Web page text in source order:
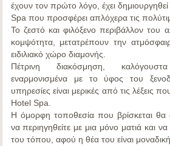
έχουν τον πρώτο λόγο, έχει δημιουργηθεί
Spa που προσφέρει απλόχερα τις
Το ζεστό και φιλόξενο περιβάλλον του
κομψότητα, μετατρέπουν την
ειδιλιακό χώρο διαμονής.
Πέτρινη διακόσμηση,
εναρμονισμένα με το ύφος του
υπηρεσίες είναι μερικές από τις λέξεις
Hotel Spa.
Η όμορφη τοποθεσία που βρίσκεται θα
να περιηγηθείτε με μια μόνο ματιά και
του τόπου, αφού η θέα του είναι μοναδική.